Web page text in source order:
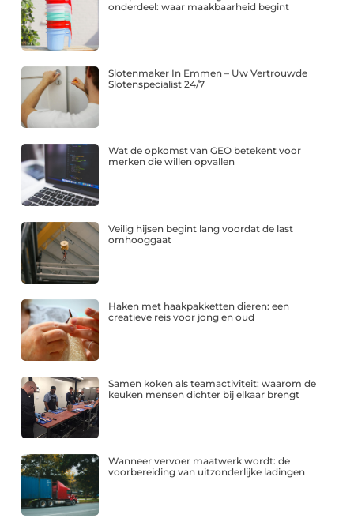
onderdeel: waar maakbaarheid begint
Slotenmaker In Emmen – Uw Vertrouwde
Slotenspecialist 24/7
Wat de opkomst van GEO betekent voor
merken die willen opvallen
Veilig hijsen begint lang voordat de last
omhooggaat
Haken met haakpakketten dieren: een
creatieve reis voor jong en oud
Samen koken als teamactiviteit: waarom de
keuken mensen dichter bij elkaar brengt
Wanneer vervoer maatwerk wordt: de
voorbereiding van uitzonderlijke ladingen